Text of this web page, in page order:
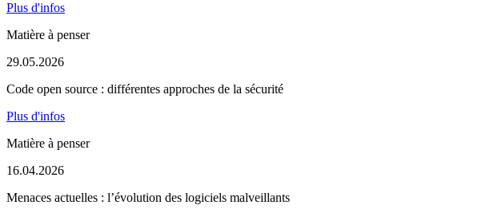
Plus d'infos
Matière à penser
29.05.2026
Code open source : différentes approches de la sécurité
Plus d'infos
Matière à penser
16.04.2026
Menaces actuelles : l’évolution des logiciels malveillants